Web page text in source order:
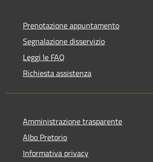
Prenotazione appuntamento
Segnalazione disservizio
Leggi le FAQ
Richiesta assistenza
Amministrazione trasparente
Albo Pretorio
Informativa privacy